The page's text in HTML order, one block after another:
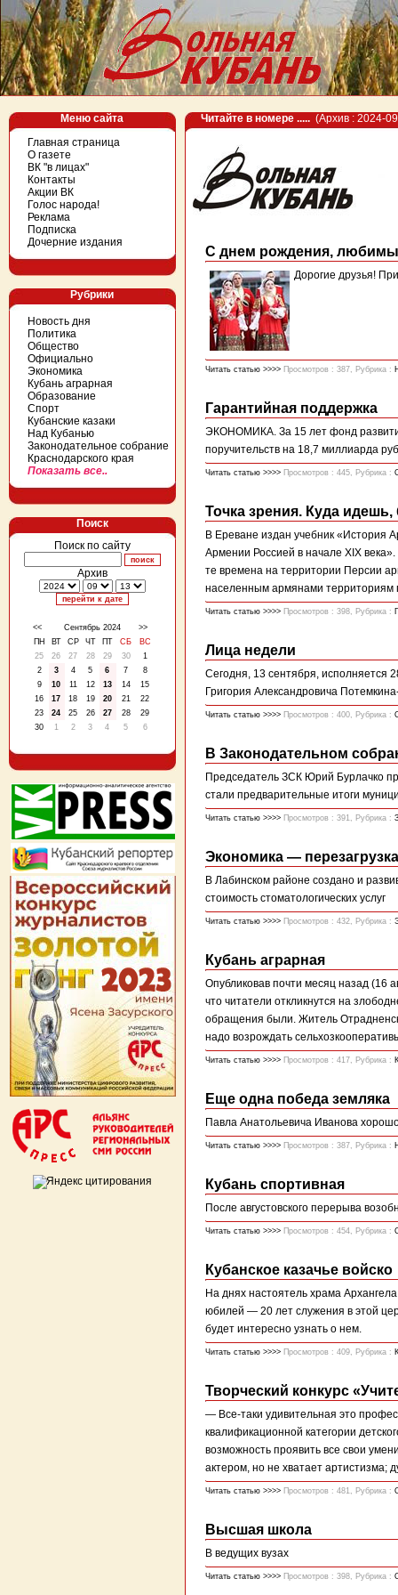
Меню сайта
Главная страница
О газете
ВК "в лицах"
Контакты
Акции ВК
Голос народа!
Реклама
Подписка
Дочерние издания
Рубрики
Новость дня
Политика
Общество
Официально
Экономика
Кубань аграрная
Образование
Спорт
Кубанские казаки
Над Кубанью
Законодательное собрание
Краснодарского края
Показать все..
Поиск
Поиск по сайту
Архив
<< Сентябрь 2024
>>
ПН
ВТ СР ЧТ ПТ СБ
ВС
25
26 27 28 29 30
1
2
3 4 5 6 7
8
9
10 11 12 13 14
15
16
17 18 19 20 21
22
23
24 25 26 27 28
29
30
1 2 3 4 5 6
Читайте в номере ..... (Архив : 2024-
С днем рождения,
Дорогие друзья!
Читать статью >>>> Просмотров : 387, Рубрика :
Гарантийная поддержка
ЭКОНОМИКА. За 15 лет фонд
поручительств на 18,7 миллиарда
Читать статью >>>> Просмотров : 445, Рубрика :
Точка зрения. Куда
В Ереване издан учебник «История
Армении Россией в начале XIX
те времена на территории Персии
населенным армянами территориям
Читать статью >>>> Просмотров : 398, Рубрика :
Лица недели
Сегодня, 13 сентября, исполняется
Григория Александровича
Читать статью >>>> Просмотров : 400, Рубрика :
В Законодательном
Председатель ЗСК Юрий Бурлачко
стали предварительные итоги
Читать статью >>>> Просмотров : 391, Рубрика :
Экономика — перезагрузка
В Лабинском районе создано и
стоимость стоматологических услуг
Читать статью >>>> Просмотров : 432, Рубрика :
Кубань аграрная
Опубликовав почти месяц назад (16
что читатели откликнутся на
обращения были. Житель
надо возрождать
Читать статью >>>> Просмотров : 417, Рубрика :
Еще одна победа земляка
Павла Анатольевича Иванова
Читать статью >>>> Просмотров : 387, Рубрика :
Кубань спортивная
После августовского перерыва
Читать статью >>>> Просмотров : 454, Рубрика :
Кубанское казачье войско
На днях настоятель храма
юбилей — 20 лет служения в этой
будет интересно узнать о нем.
Читать статью >>>> Просмотров : 409, Рубрика :
Творческий конкурс
— Все-таки удивительная это
квалификационной категории
возможность проявить все свои
актером, но не хватает артистизма;
Читать статью >>>> Просмотров : 481, Рубрика :
Высшая школа
В ведущих вузах
Читать статью >>>> Просмотров : 398, Рубрика :